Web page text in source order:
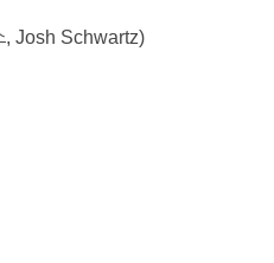
, Josh Schwartz)